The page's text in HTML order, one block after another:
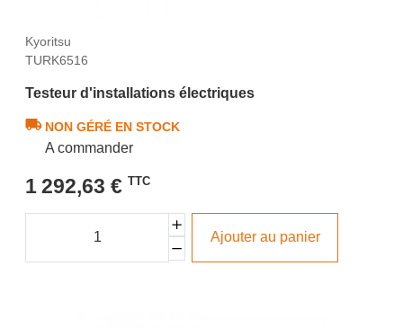
Kyoritsu
TURK6516
Testeur d'installations électriques
NON GÉRÉ EN STOCK
A commander
1 292,63 € TTC
Ajouter au panier